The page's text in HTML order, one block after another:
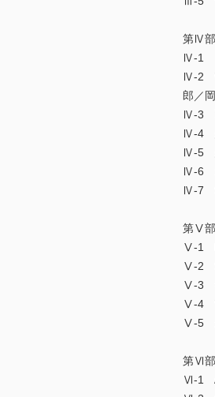
第Ⅳ
Ⅳ-1
Ⅳ-2
郎／
Ⅳ-3
Ⅳ-4
Ⅳ-5
Ⅳ-6
Ⅳ-7
第Ⅴ
Ⅴ-1
Ⅴ-2
Ⅴ-3
Ⅴ-4
Ⅴ-5
第Ⅵ
Ⅵ-1